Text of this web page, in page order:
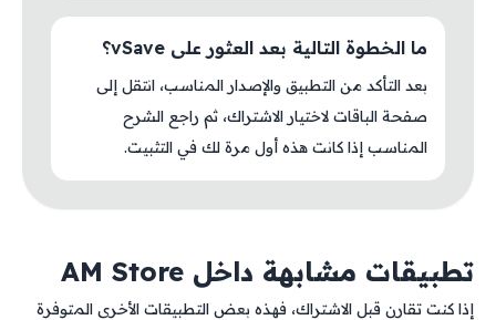
ما الخطوة التالية بعد العثور على vSave؟
بعد التأكد من التطبيق والإصدار المناسب، انتقل إلى
صفحة الباقات لاختيار الاشتراك، ثم راجع الشرح
المناسب إذا كانت هذه أول مرة لك في التثبيت.
تطبيقات مشابهة داخل AM Store
إذا كنت تقارن قبل الاشتراك، فهذه بعض التطبيقات الأخرى المتوفرة